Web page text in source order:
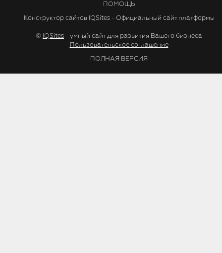
ПОМОЩЬ
Конструктор сайтов IQSites - Официальный сайт платформы
© IQSites - умный сайт для развития Вашего бизнеса
Пользовательское соглашение
ПОЛНАЯ ВЕРСИЯ